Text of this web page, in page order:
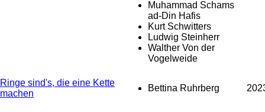
Muhammad Schams
ad-Din Hafis
Kurt Schwitters
Ludwig Steinherr
Walther Von der
Vogelweide
Ringe sind's, die eine Kette
machen
Bettina Ruhrberg